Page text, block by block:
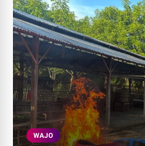
WAJO